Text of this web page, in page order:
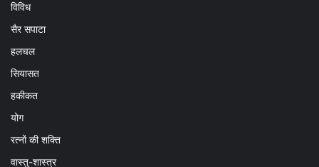
विविध
सैर सपाटा
हलचल
सियासत
हकीकत
योग
रत्नों की शक्ति
वास्तु-शास्त्र